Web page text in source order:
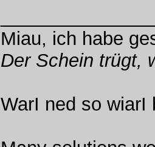
Miau, ich habe
Der Schein trügt,
WarI ned so wiarI